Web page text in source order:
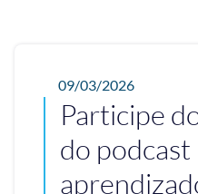
09/03/2026
Participe
do